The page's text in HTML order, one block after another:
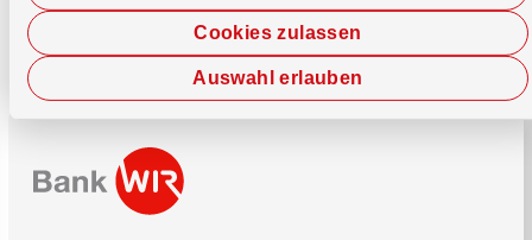
Cookies zulassen
Auswahl erlauben